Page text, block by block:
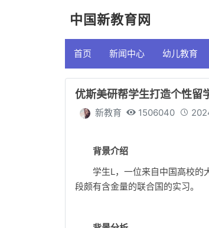
中国新教育网
首页 新闻中心 幼儿教育
优斯美研帮学生打造个性留
新教育 1506040
背景介绍
学生L，一位来自中国高校的
段颇有含金量的联合国的实习。